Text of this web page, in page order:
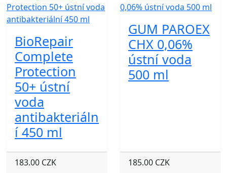
BioRepair
Complete
Protection
50+ ústní
voda
antibakteriáln
í 450 ml
183.00 CZK
GUM PAROEX
CHX 0,06%
ústní voda
500 ml
185.00 CZK